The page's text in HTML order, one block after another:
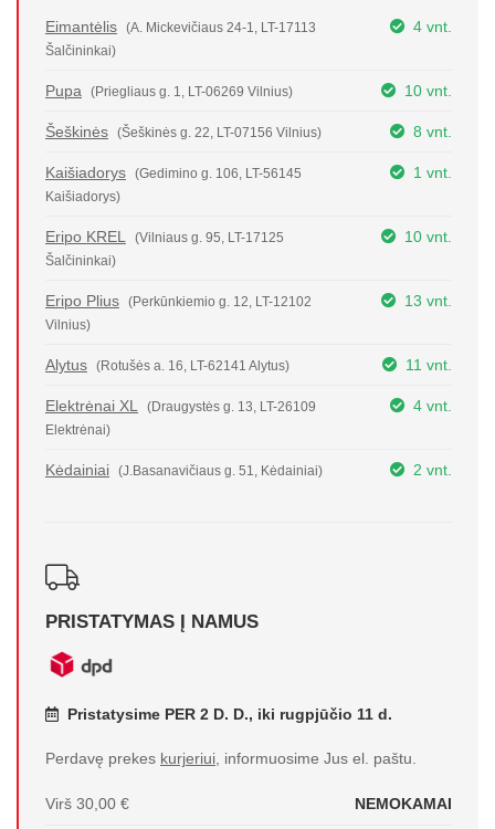
Eimantėlis
(A. Mickevičiaus 24-1, LT-17113
Šalčininkai)
4 vnt.
Pupa (Priegliaus g. 1, LT-06269 Vilnius) 10 vnt.
Šeškinės (Šeškinės g. 22, LT-07156 Vilnius) 8 vnt.
Kaišiadorys
(Gedimino g. 106, LT-56145
Kaišiadorys)
1 vnt.
Eripo KREL
(Vilniaus g. 95, LT-17125
Šalčininkai)
10 vnt.
Eripo Plius
(Perkūnkiemio g. 12, LT-12102
Vilnius)
13 vnt.
Alytus (Rotušės a. 16, LT-62141 Alytus) 11 vnt.
Elektrėnai XL
(Draugystės g. 13, LT-26109
Elektrėnai)
4 vnt.
Kėdainiai (J.Basanavičiaus g. 51, Kėdainiai) 2 vnt.
PRISTATYMAS Į NAMUS
Pristatysime PER 2 D. D., iki rugpjūčio 11 d.
Perdavę prekes kurjeriui, informuosime Jus el. paštu.
Virš 30,00 € NEMOKAMAI